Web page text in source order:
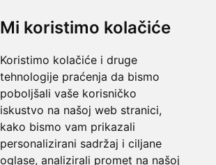
Mi koristimo kolačiće
Koristimo kolačiće i druge
tehnologije praćenja da bismo
poboljšali vaše korisničko
iskustvo na našoj web stranici,
kako bismo vam prikazali
personalizirani sadržaj i ciljane
oglase, analizirali promet na našoj
(4)
(3)